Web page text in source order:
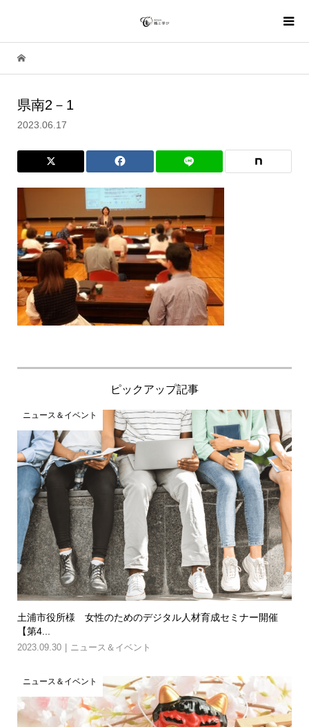
県南2－1
2023.06.17
ピックアップ記事
ニュース＆イベント
土浦市役所様 女性のためのデジタル人材育成セミナー開催
【第4...
2023.09.30 ニュース＆イベント
ニュース＆イベント